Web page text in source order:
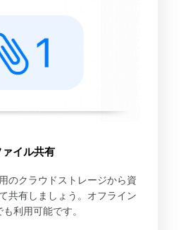
ァイル共有
のクラウドストレージから資
共有しましょう。オフライン
利用可能です。